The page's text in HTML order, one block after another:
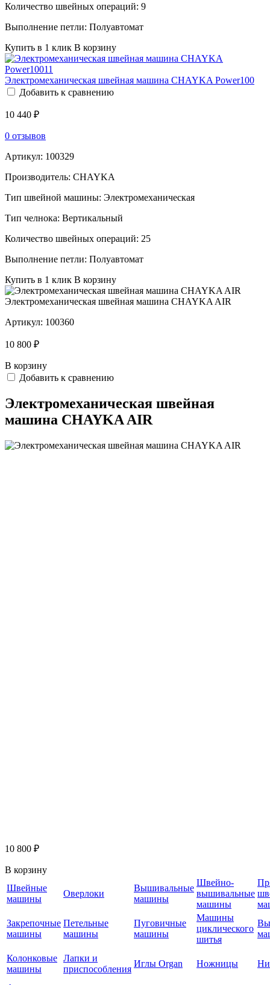
Количество швейных операций: 9
Выполнение петли: Полуавтомат
Купить в 1 клик В корзину
Электромеханическая швейная машина CHAYKA Power100
Добавить к сравнению
10 440 ₽
0 отзывов
Артикул: 100329
Производитель: CHAYKA
Тип швейной машины: Электромеханическая
Тип челнока: Вертикальный
Количество швейных операций: 25
Выполнение петли: Полуавтомат
Купить в 1 клик В корзину
Электромеханическая швейная машина CHAYKA AIR
Артикул: 100360
10 800 ₽
В корзину
Добавить к сравнению
Электромеханическая швейная
машина CHAYKA AIR
10 800 ₽
В корзину
Швейные
машины
Оверлоки
Вышивальные
машины
Швейно-
вышивальные
машины
Закрепочные
машины
Петельные
машины
Пуговичные
машины
Машины
циклического
шитья
Колонковые
машины
Лапки и
приспособления
Иглы Organ Ножницы